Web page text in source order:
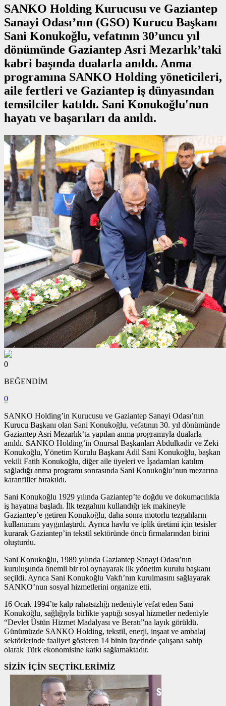
SANKO Holding Kurucusu ve Gaziantep
Sanayi Odası’nın (GSO) Kurucu Başkanı
Sani Konukoğlu, vefatının 30’uncu yıl
dönümünde Gaziantep Asri Mezarlık’taki
kabri başında dualarla anıldı. Anma
programına SANKO Holding yöneticileri,
aile fertleri ve Gaziantep iş dünyasından
temsilciler katıldı. Sani Konukoğlu'nun
hayatı ve başarıları da anıldı.
0
BEĞENDİM
0
SANKO Holding’in Kurucusu ve Gaziantep Sanayi Odası’nın
Kurucu Başkanı olan Sani Konukoğlu, vefatının 30. yıl dönümünde
Gaziantep Asri Mezarlık’ta yapılan anma programıyla dualarla
anıldı. SANKO Holding’in Onursal Başkanları Abdulkadir ve Zeki
Konukoğlu, Yönetim Kurulu Başkanı Adil Sani Konukoğlu, başkan
vekili Fatih Konukoğlu, diğer aile üyeleri ve İşadamları katılım
sağladığı anma programı sonrasında Sani Konukoğlu’nun mezarına
karanfiller bırakıldı.
Sani Konukoğlu 1929 yılında Gaziantep’te doğdu ve dokumacılıkla
iş hayatına başladı. İlk tezgahını kullandığı tek makineyle
Gaziantep’e getiren Konukoğlu, daha sonra motorlu tezgahların
kullanımını yaygınlaştırdı. Ayrıca havlu ve iplik üretimi için tesisler
kurarak Gaziantep’in tekstil sektöründe öncü firmalarından birini
oluşturdu.
Sani Konukoğlu, 1989 yılında Gaziantep Sanayi Odası’nın
kuruluşunda önemli bir rol oynayarak ilk yönetim kurulu başkanı
seçildi. Ayrıca Sani Konukoğlu Vakfı’nın kurulmasını sağlayarak
SANKO’nun sosyal hizmetlerini organize etti.
16 Ocak 1994’te kalp rahatsızlığı nedeniyle vefat eden Sani
Konukoğlu, sağlığıyla birlikte yaptığı sosyal hizmetler nedeniyle
“Devlet Üstün Hizmet Madalyası ve Beratı”na layık görüldü.
Günümüzde SANKO Holding, tekstil, enerji, inşaat ve ambalaj
sektörlerinde faaliyet gösteren 14 binin üzerinde çalışana sahip
olarak Türk ekonomisine katkı sağlamaktadır.
SİZİN İÇİN SEÇTİKLERİMİZ